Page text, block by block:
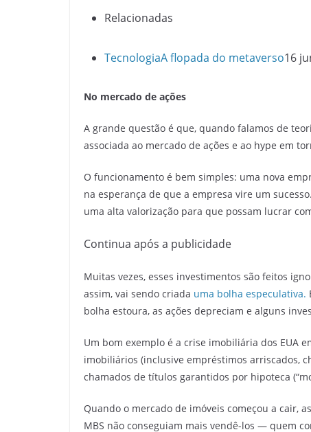
Relacionadas
TecnologiaA flopada do metaverso16
No mercado de ações
A grande questão é que, quando falamos de
associada ao mercado de ações e ao hype em
O funcionamento é bem simples: uma nova
na esperança de que a empresa vire um
uma alta valorização para que possam lucrar
Continua após a publicidade
Muitas vezes, esses investimentos são feitos
assim, vai sendo criada uma bolha especulativa.
bolha estoura, as ações depreciam e alguns
Um bom exemplo é a crise imobiliária dos EUA
imobiliários (inclusive empréstimos arriscados,
chamados de títulos garantidos por hipoteca
Quando o mercado de imóveis começou a cair,
MBS não conseguiam mais vendê-los — quem